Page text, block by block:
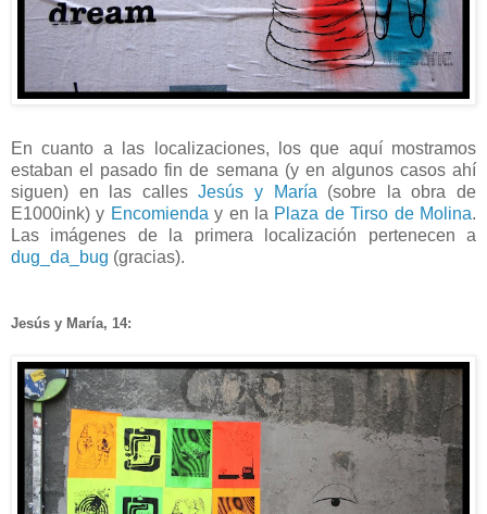
En cuanto a las localizaciones, los que aquí mostramos
estaban el pasado fin de semana (y en algunos casos ahí
siguen) en las callesJesús y María (sobre la obra de
E1000ink) y Encomienda y en la Plaza de Tirso de Molina.
Las imágenes de la primera localización pertenecen a
dug_da_bug (gracias).
Jesús y María, 14: